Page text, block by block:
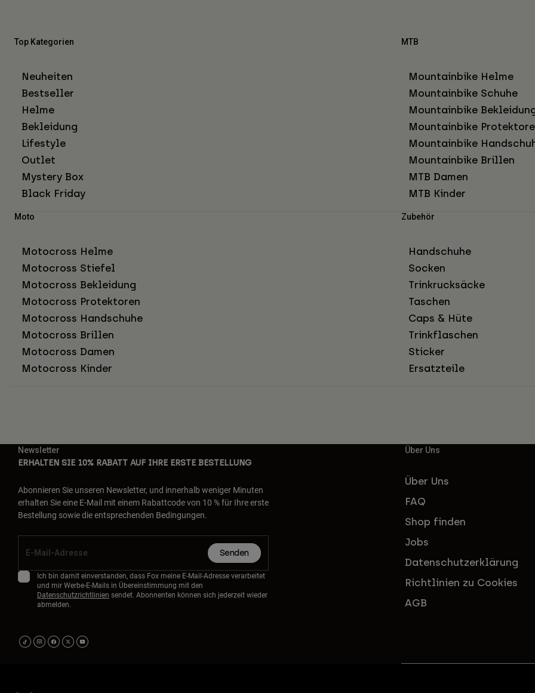
Top Kategorien
Neuheiten
Bestseller
Helme
Bekleidung
Lifestyle
Outlet
Mystery Box
Black Friday
MTB
Mountainbike Helme
Mountainbike Schuhe
Mountainbike
Mountainbike
Mountainbike
Mountainbike Brillen
MTB Damen
MTB Kinder
Moto
Motocross Helme
Motocross Stiefel
Motocross Bekleidung
Motocross Protektoren
Motocross Handschuhe
Motocross Brillen
Motocross Damen
Motocross Kinder
Zubehör
Handschuhe
Socken
Trinkrucksäcke
Taschen
Caps & Hüte
Trinkflaschen
Sticker
Ersatzteile
Newsletter
ERHALTEN SIE 10% RABATT AUF IHRE ERSTE BESTELLUNG
Abonnieren Sie unseren Newsletter, und innerhalb weniger Minuten
erhalten Sie eine E-Mail mit einem Rabattcode von 10 % für Ihre erste
Bestellung sowie die entsprechenden Bedingungen.
Senden
Ich bin damit einverstanden, dass Fox meine E-Mail-Adresse verarbeitet
und mir Werbe-E-Mails in Übereinstimmung mit den
Datenschutzrichtlinien sendet. Abonnenten können sich jederzeit wieder
abmelden.
Über Uns
Über Uns
FAQ
Shop finden
Jobs
Datenschutzerklärung
Richtlinien zu Cookies
AGB